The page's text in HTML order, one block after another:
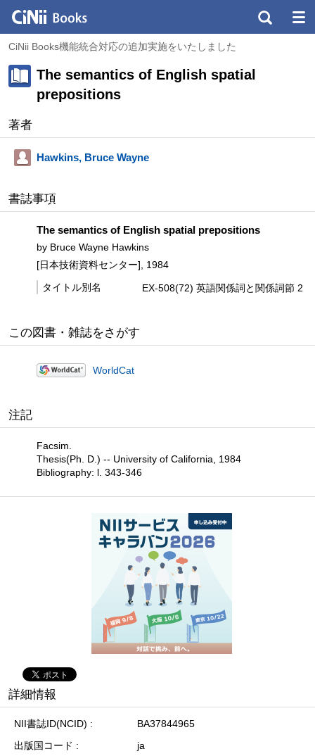
CiNii Books機能統合対応の追加実施をいたしました
The semantics of English spatial
prepositions
著者
Hawkins, Bruce Wayne
書誌事項
The semantics of English spatial prepositions
by Bruce Wayne Hawkins
[日本技術資料センター], 1984
タイトル別名
EX-508(72) 英語関係詞と関係詞節 2
この図書・雑誌をさがす
WorldCat
注記
Facsim.
Thesis(Ph. D.) -- University of California, 1984
Bibliography: l. 343-346
詳細情報
NII書誌ID(NCID)
BA37844965
出版国コード
ja